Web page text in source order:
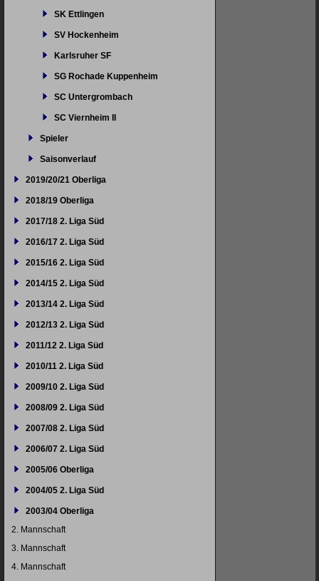
SK Ettlingen
SV Hockenheim
Karlsruher SF
SG Rochade Kuppenheim
SC Untergrombach
SC Viernheim II
Spieler
Saisonverlauf
2019/20/21 Oberliga
2018/19 Oberliga
2017/18 2. Liga Süd
2016/17 2. Liga Süd
2015/16 2. Liga Süd
2014/15 2. Liga Süd
2013/14 2. Liga Süd
2012/13 2. Liga Süd
2011/12 2. Liga Süd
2010/11 2. Liga Süd
2009/10 2. Liga Süd
2008/09 2. Liga Süd
2007/08 2. Liga Süd
2006/07 2. Liga Süd
2005/06 Oberliga
2004/05 2. Liga Süd
2003/04 Oberliga
2. Mannschaft
3. Mannschaft
4. Mannschaft